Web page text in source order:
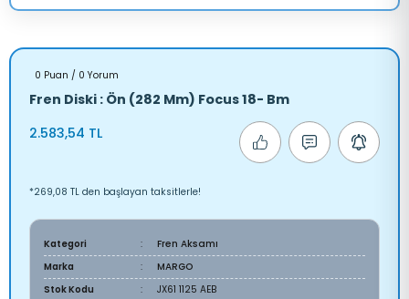
0 Puan / 0 Yorum
Fren Diski : Ön (282 Mm) Focus 18- Bm
2.583,54 TL
*269,08 TL den başlayan taksitlerle!
Kategori
Fren Aksamı
Marka
MARGO
Stok Kodu
JX61 1125 AEB